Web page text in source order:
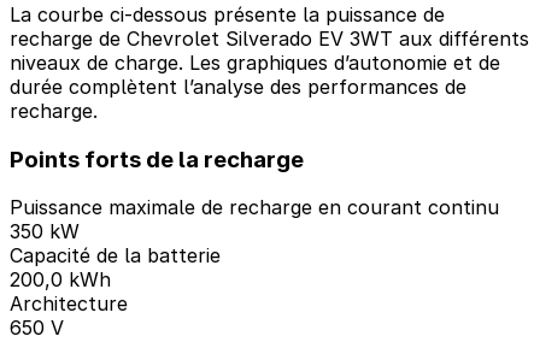
La courbe ci-dessous présente la puissance de
recharge de Chevrolet Silverado EV 3WT aux différents
niveaux de charge. Les graphiques d’autonomie et de
durée complètent l’analyse des performances de
recharge.
Points forts de la recharge
Puissance maximale de recharge en courant continu
350 kW
Capacité de la batterie
200,0 kWh
Architecture
650 V